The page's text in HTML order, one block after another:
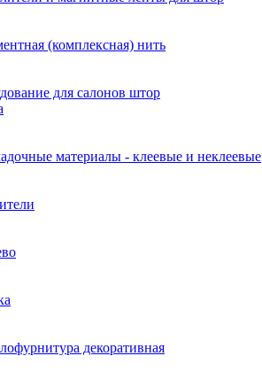
(комплексная) нить
для салонов штор
материалы - клеевые и неклеевые
декоративная